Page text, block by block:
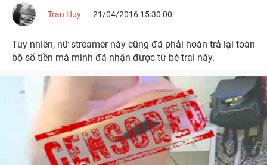
Tran Huy 21/04/2016 15:30:00
Tuy nhiên, nữ streamer này cũng đã phải hoàn trả lại toàn
bộ số tiền mà mình đã nhận được từ bé trai này.